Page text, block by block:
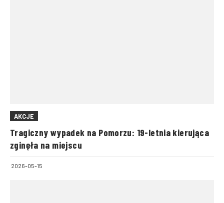
AKCJE
Tragiczny wypadek na Pomorzu: 19-letnia kierująca
zginęła na miejscu
2026-05-15